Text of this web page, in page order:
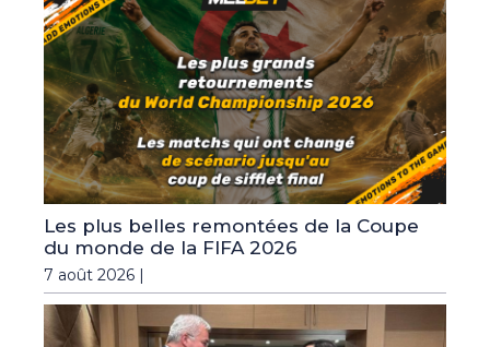
Les plus belles remontées de la Coupe
du monde de la FIFA 2026
7 août 2026 |